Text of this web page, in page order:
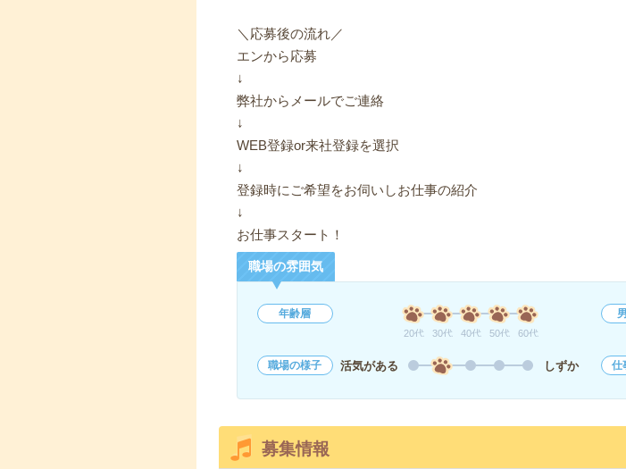
＼応募後の流れ／
エンから応募
↓
弊社からメールでご連絡
↓
WEB登録or来社登録を選択
↓
登録時にご希望をお伺いしお仕事の紹介
↓
お仕事スタート！
職場の雰囲気
年齢層
20代 30代 40代 50代 60代
職場の様子 活気がある しずか 仕
募集情報